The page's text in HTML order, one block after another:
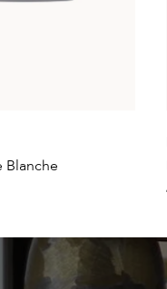
Blanche